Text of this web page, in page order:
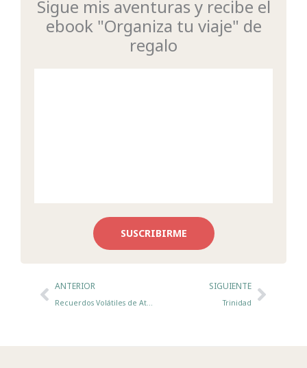
Sigue mis aventuras y recibe el
ebook "Organiza tu viaje" de
regalo
SUSCRIBIRME
AntANTERIOR SIGUIENTE
Trinidad